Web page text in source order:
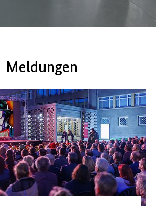
Meldungen